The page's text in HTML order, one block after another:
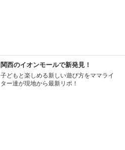
関西のイオンモールで新発見！
子どもと楽しめる新しい遊び方をママライ
ター達が現地から最新リポ！